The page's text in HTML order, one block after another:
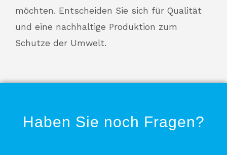
möchten. Entscheiden Sie sich für Qualität
und eine nachhaltige Produktion zum
Schutze der Umwelt.
Haben Sie noch Fragen?